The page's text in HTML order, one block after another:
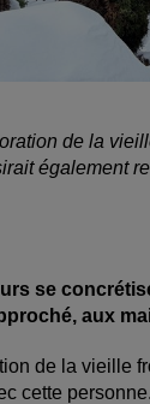
de la
également
se
aux
de la vieille
cette